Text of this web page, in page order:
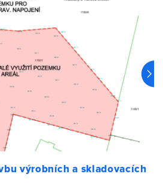
Sledovat
výrobních a skladovacích